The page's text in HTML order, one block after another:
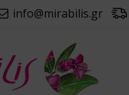
info@mirabilis.gr